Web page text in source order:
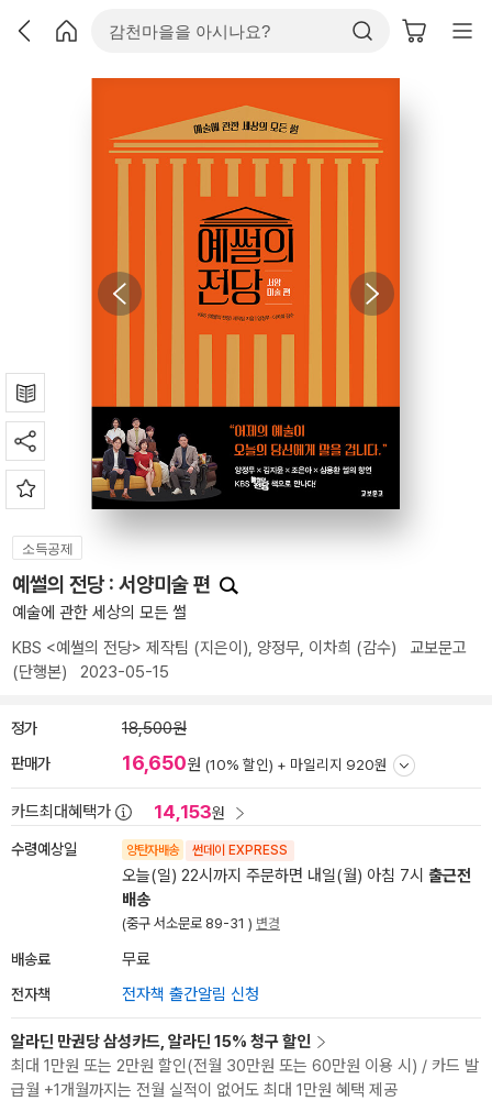
소득공제
예썰의 전당 : 서양미술 편
예술에 관한 세상의 모든 썰
KBS <예썰의 전당> 제작팀 (지은이), 양정무, 이차희 (감수) 교보문고
(단행본) 2023-05-15
정가 18,500원
판매가 16,650원 (10% 할인) + 마일리지 920원
카드최대혜택가 14,153원
수령예상일 양탄자배송 썬데이 EXPRESS
오늘(일) 22시까지 주문하면 내일(월) 아침 7시 출근전
배송
(중구 서소문로 89-31 ) 변경
배송료 무료
전자책 전자책 출간알림 신청
알라딘 만권당 삼성카드, 알라딘 15% 청구 할인
최대 1만원 또는 2만원 할인(전월 30만원 또는 60만원 이용 시) / 카드 발
급월 +1개월까지는 전월 실적이 없어도 최대 1만원 혜택 제공